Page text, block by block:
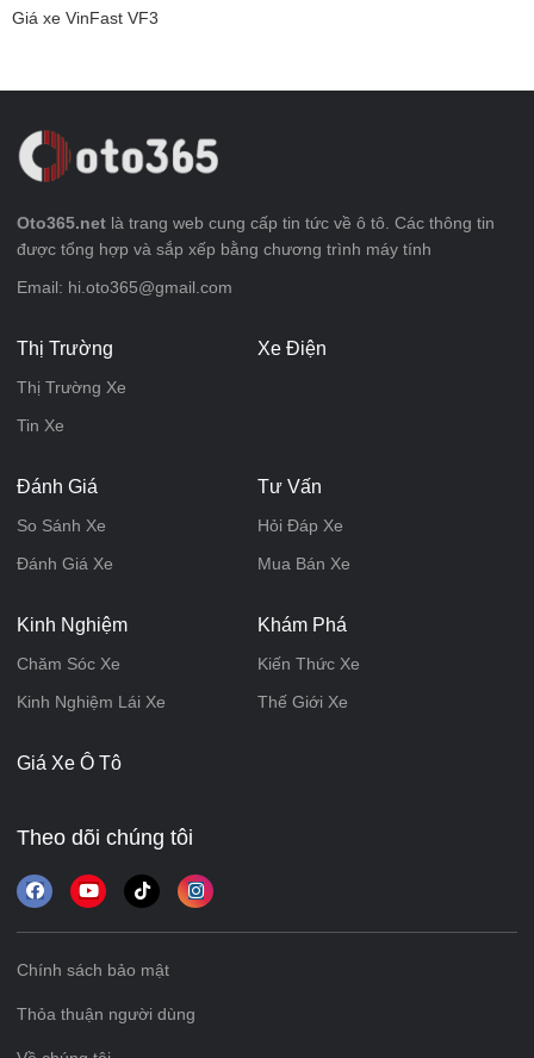
Giá xe VinFast VF3
Oto365.net là trang web cung cấp tin tức về ô tô. Các thông tin
được tổng hợp và sắp xếp bằng chương trình máy tính
Email: hi.oto365@gmail.com
Thị Trường
Thị Trường Xe
Tin Xe
Xe Điện
Đánh Giá
So Sánh Xe
Đánh Giá Xe
Tư Vấn
Hỏi Đáp Xe
Mua Bán Xe
Kinh Nghiệm
Chăm Sóc Xe
Kinh Nghiệm Lái Xe
Khám Phá
Kiến Thức Xe
Thế Giới Xe
Giá Xe Ô Tô
Theo dõi chúng tôi
Chính sách bảo mật
Thỏa thuận người dùng